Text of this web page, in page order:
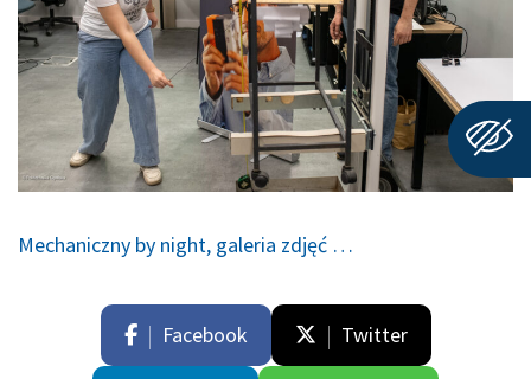
Mechaniczny by night, galeria zdjęć …
Facebook Twitter